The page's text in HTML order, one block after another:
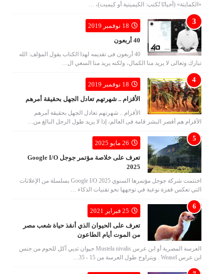
«الكمايتة» (أحيانًا تُكتب: الكيميتية أو كيميت)، …
18 نوفمبر 2019
40 أربعون
40 أربعون فى تقديمه لهذا الكتاب يقول المؤلف: الله
تبارك وتعالى لا يريد منا الكمال، ولكنه يريد منا السعي ال…
18 نوفمبر 2019
الأقزام .. شهرتهم تعادل الجهل بحقيقة أمرهم
الأقزام .. شهرتهم تعادل الجهل بحقيقة أمرهم
الأقزام هم أقصر البشر قامة فى العالم، إذا لا يزيد طول الرجل البالغ من…
26 مايو 2025
تعرف على خلاصة مؤتمر جوجل Google I/O
2025
اختتمت شركة جوجل مؤتمرها السنوي Google I/O 2025 بسلسلة من الإعلانات
التي تعكس قفزة نوعية في توجهها نحو تقنيات الذكاء …
25 فبراير 2021
تعرف على الحيوان الذي أنقذ حياة شعب مصر
من الموت أيام الطاعون
العرسة المصرية أو ابن عرس Mustela nivalis حيوان ثديي آكل للحوم من جنس
ابن عرس Weasel . ويتراوح طول العرسة من 15 - 35…